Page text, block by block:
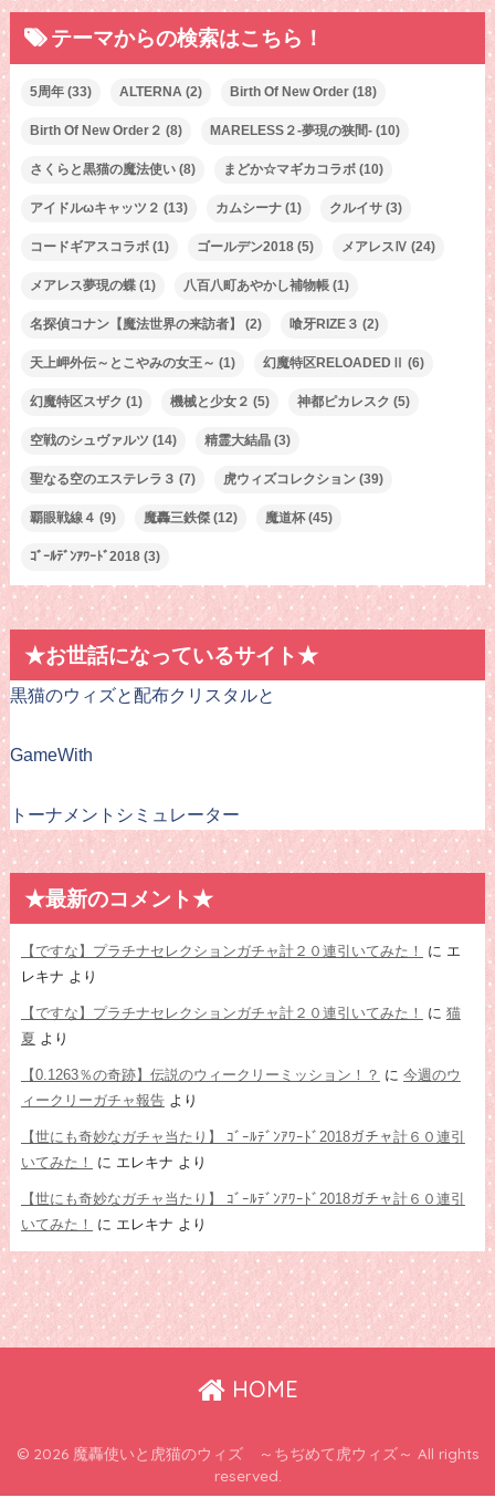
テーマからの検索はこちら！
5周年(33) ALTERNA(2) Birth Of New Order(18)
Birth Of New Order２ (8) MARELESS２-夢現の狭間-(10)
さくらと黒猫の魔法使い(8) まどか☆マギカコラボ(10)
アイドルωキャッツ２ (13) カムシーナ(1) クルイサ(3)
コードギアスコラボ(1) ゴールデン2018(5) メアレスⅣ (24)
メアレス夢現の蝶(1) 八百八町あやかし補物帳(1)
名探偵コナン【魔法世界の来訪者】 (2) 喰牙RIZE３ (2)
天上岬外伝～とこやみの女王～ (1) 幻魔特区RELOADEDⅡ (6)
幻魔特区スザク (1) 機械と少女２ (5) 神都ピカレスク (5)
空戦のシュヴァルツ (14) 精霊大結晶(3)
聖なる空のエステレラ３ (7) 虎ウィズコレクション(39)
覇眼戦線４ (9) 魔轟三鉄傑(12) 魔道杯(45)
ｺﾞｰﾙﾃﾞﾝｱﾜｰﾄﾞ2018(3)
★お世話になっているサイト★
黒猫のウィズと配布クリスタルと
GameWith
トーナメントシミュレーター
★最新のコメント★
【ですな】プラチナセレクションガチャ計２０連引いてみた！ に エ
レキナ より
【ですな】プラチナセレクションガチャ計２０連引いてみた！ に 猫
夏 より
【0.1263％の奇跡】伝説のウィークリーミッション！？ に 今週のウ
ィークリーガチャ報告より
【世にも奇妙なガチャ当たり】 ｺﾞｰﾙﾃﾞﾝｱﾜｰﾄﾞ2018ガチャ計６０連引
いてみた！
に エレキナ より
【世にも奇妙なガチャ当たり】 ｺﾞｰﾙﾃﾞﾝｱﾜｰﾄﾞ2018ガチャ計６０連引
いてみた！
に エレキナ より
HOME
© 2026 魔轟使いと虎猫のウィズ ～ちぢめて虎ウィズ～ All rights
reserved.